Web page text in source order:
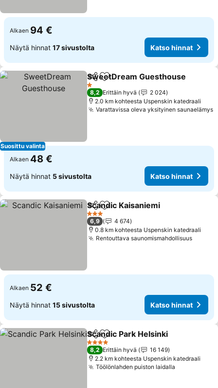
Alkaen 94 €
Näytä hinnat 17 sivustolta Katso hinnat
Suosittu valinta
Jaa Lisää suosikkeihin
SweetDream Guesthouse
1 Tähtiluokitus
8,2 Erittäin hyvä
2 024
2.0 km kohteesta Uspenskin katedraali
Varattavissa oleva yksityinen saunaelämys
Alkaen 48 €
Näytä hinnat 5 sivustolta Katso hinnat
Jaa Lisää suosikkeihin
Scandic Kaisaniemi
3 Tähtiluokitus
6,9
4 674
0.8 km kohteesta Uspenskin katedraali
Rentouttava saunomismahdollisuus
Alkaen 52 €
Näytä hinnat 15 sivustolta Katso hinnat
Jaa Lisää suosikkeihin
Scandic Park Helsinki
4 Tähtiluokitus
8,2 Erittäin hyvä
16 149
2.2 km kohteesta Uspenskin katedraali
Töölönlahden puiston laidalla